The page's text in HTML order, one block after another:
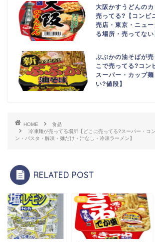
大阪かすうどんの
売ってる?【コンビ
売店・東京・ニュ
る場所・売ってない
ぶぶかの油そばが
こで売ってる?コン
スーパー・カップ
い?値段】
HOME
食品
冷凍麺が売ってる場所【どこに売ってる?スーパー・コ
ン・パスタ・解凍・麺だけ・汁なし・冷凍ラーメン】
RELATED POST
食品